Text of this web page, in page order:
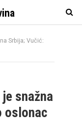
Srbija; Vučić:
snažna
oslonac